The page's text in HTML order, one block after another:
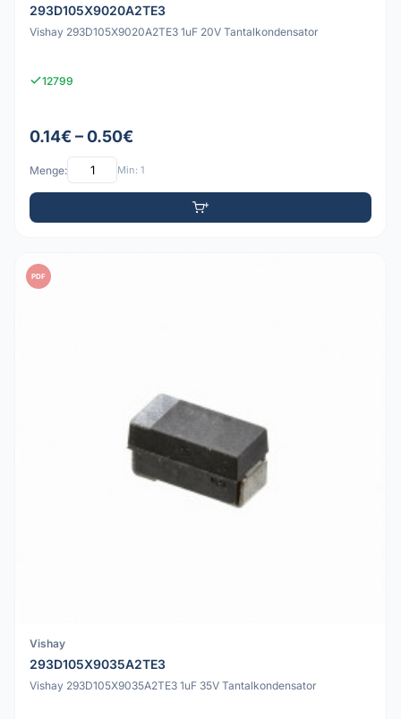
293D105X9020A2TE3
Vishay 293D105X9020A2TE3 1uF 20V Tantalkondensator
12799
0.14€ – 0.50€
Menge: Min: 1
PDF
Vishay
293D105X9035A2TE3
Vishay 293D105X9035A2TE3 1uF 35V Tantalkondensator